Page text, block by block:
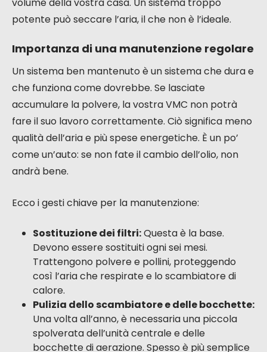
Criteri di selezione di un modello
performante
Quando guardate i diversi modelli, non lasciatevi
impressionare da tutto e da niente. Ci sono cose
precise da considerare per essere sicuri di fare la
scelta giusta.Privilegiate gli apparecchi
certificati, come quelli con il marchio NF 205 o la
certificazione tedesca Phi. Queste etichette vi
danno un’idea del rendimento dello scambiatore di
calore (cercate un rendimento NF superiore al 90%
o Phi oltre l’84%) e del consumo elettrico dei
50 W-Th-C per la norma NF, è un buon segno.
Pensate anche alla
portata
: deve essere adatta al
volume della vostra casa. Un sistema troppo
potente può seccare l’aria, il che non è l’ideale.
Importanza di una manutenzione regolare
Un sistema ben mantenuto è un sistema che dura e
che funziona come dovrebbe. Se lasciate
accumulare la polvere, la vostra VMC non potrà